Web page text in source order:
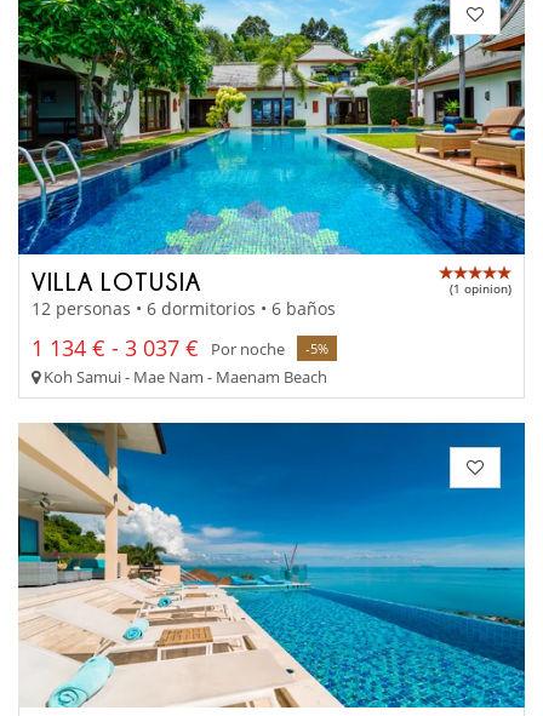
VILLA LOTUSIA (1 opinion)
12 personas • 6 dormitorios • 6 baños
1 134 € - 3 037 € Por noche -5%
Koh Samui - Mae Nam - Maenam Beach